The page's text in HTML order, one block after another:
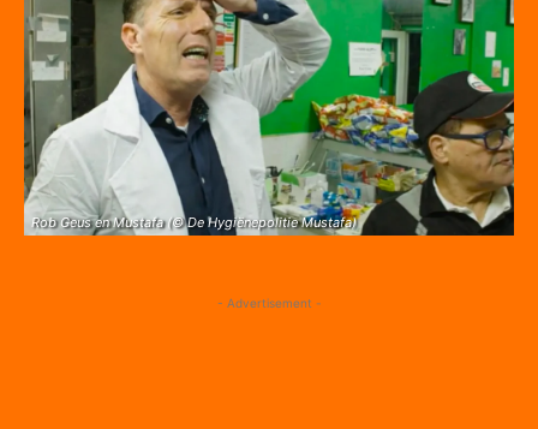
Rob Geus en Mustafa (© De Hygiënepolitie Mustafa)
- Advertisement -